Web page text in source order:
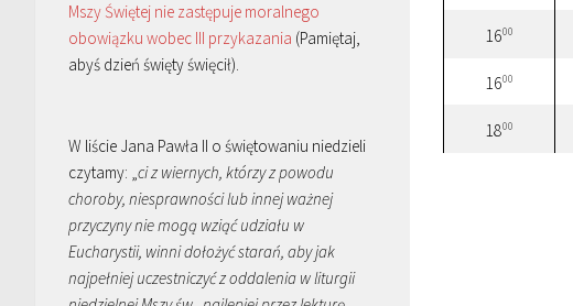
1600
1600
1800
Mszy Świętej nie zastępuje moralnego
obowiązku wobec III przykazania (Pamiętaj,
abyś dzień święty święcił).
W liście Jana Pawła II o świętowaniu niedzieli
czytamy: „ci z wiernych, którzy z powodu
choroby, niesprawności lub innej ważnej
przyczyny nie mogą wziąć udziału w
Eucharystii, winni dołożyć starań, aby jak
najpełniej uczestniczyć z oddalenia w liturgii